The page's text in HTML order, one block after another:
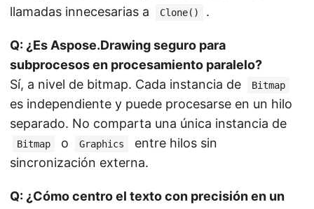
llamadas innecesarias a
Clone() .
Q: ¿Es Aspose.Drawing seguro para
subprocesos en procesamiento paralelo?
Sí, a nivel de bitmap. Cada instancia de
Bitmap
es independiente y puede procesarse en un hilo
separado. No comparta una única instancia de
Bitmap o Graphics
entre hilos sin
sincronización externa.
Q: ¿Cómo centro el texto con precisión en un